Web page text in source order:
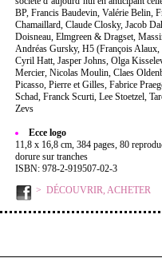
BP, Francis Baudevin, Valérie Belin,
Chamaillard, Claude Closky, Jacob
Doisneau, Elmgreen & Dragset,
Andréas Gursky, H5 (François
Cyril Hatt, Jasper Johns, Olga
Mercier, Nicolas Moulin, Claes
Picasso, Pierre et Gilles, Fabrice
Schad, Franck Scurti, Lee Stoetzel,
Zevs
Ecce logo
11,8 x 16,8 cm, 384 pages, 80
dorure sur tranches
ISBN: 978-2-919507-02-3
DÉCOUVRIR, ACHETER